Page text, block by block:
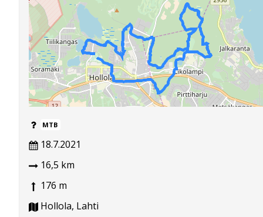
MTB
18.7.2021
16,5 km
176 m
Hollola, Lahti